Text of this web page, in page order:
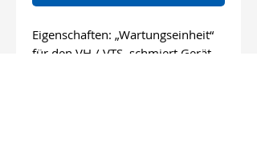
Eigenschaften: „Wartungseinheit“
für den VH / VTS, schmiert Gerät